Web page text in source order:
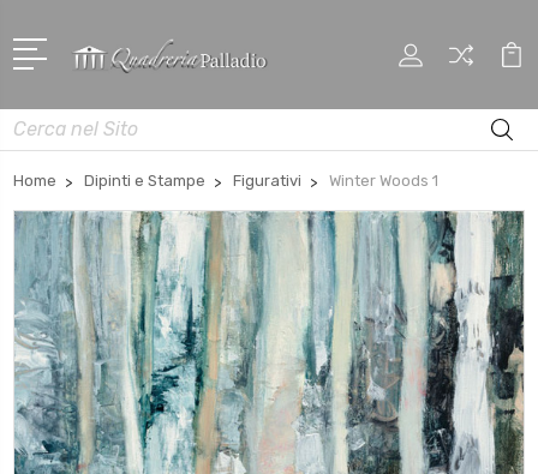
Cerca
Home Dipinti e Stampe Figurativi Winter Woods 1